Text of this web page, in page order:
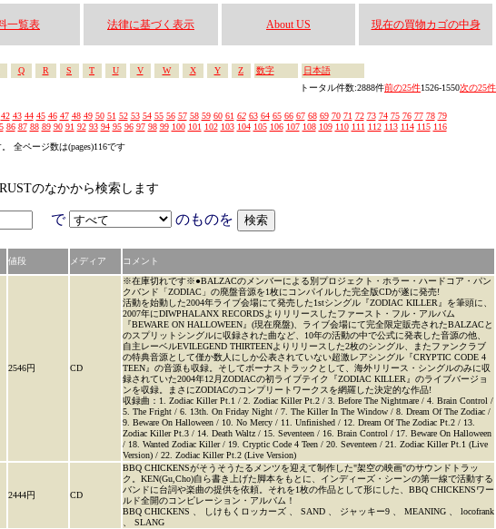
一覧表 法律に基づく表示 About US 現在の買物カゴの中身
Q R S T U V W X Y Z 数字
日本語
トータル件数:2888件前の25件1526-1550次の25件
42 43 44 45 46 47 48 49 50 51 52 53 54 55 56 57 58 59 60 61 62 63 64 65 66 67 68 69 70 71 72 73 74 75 76 77 78 79
86 87 88 89 90 91 92 93 94 95 96 97 98 99 100 101 102 103 104 105 106 107 108 109 110 111 112 113 114 115 116
全ページ数は(pages)116です
のなかから検索します
で のものを
値段 メディア コメント
2546円 CD
※在庫切れです※●BALZACのメンバーによる別プロジェクト・ホラー・ハードコア・パン
クバンド「ZODIAC」の廃盤音源を1枚にコンパイルした完全版CDが遂に発売!
活動を始動した2004年ライブ会場にて発売した1stシングル『ZODIAC KILLER』を筆頭に、
2007年にDIWPHALANX RECORDSよりリリースしたファースト・フル・アルバム
『BEWARE ON HALLOWEEN』(現在廃盤)、ライブ会場にて完全限定販売されたBALZACと
のスプリットシングルに収録された曲など、10年の活動の中で公式に発表した音源の他、
自主レーベルEVILEGEND THIRTEENよりリリースした2枚のシングル、またファンクラブ
の特典音源として僅か数人にしか公表されていない超激レアシングル『CRYPTIC CODE 4
TEEN』の音源も収録。そしてボーナストラックとして、海外リリース・シングルのみに収
録されていた2004年12月ZODIACの初ライブテイク『ZODIAC KILLER』のライブバージョ
ンを収録。まさにZODIACのコンプリートワークスを網羅した決定的な作品!
収録曲：1. Zodiac Killer Pt.1 / 2. Zodiac Killer Pt.2 / 3. Before The Nightmare / 4. Brain Control /
5. The Fright / 6. 13th. On Friday Night / 7. The Killer In The Window / 8. Dream Of The Zodiac /
9. Beware On Halloween / 10. No Mercy / 11. Unfinished / 12. Dream Of The Zodiac Pt.2 / 13.
Zodiac Killer Pt.3 / 14. Death Waltz / 15. Seventeen / 16. Brain Control / 17. Beware On Halloween
/ 18. Wanted Zodiac Killer / 19. Cryptic Code 4 Teen / 20. Seventeen / 21. Zodiac Killer Pt.1 (Live
Version) / 22. Zodiac Killer Pt.2 (Live Version)
2444円 CD
BBQ CHICKENSがそうそうたるメンツを迎えて制作した"架空の映画"のサウンドトラッ
ク。KEN(Gu,Cho)自ら書き上げた脚本をもとに、インディーズ・シーンの第一線で活動する
バンドに台詞や楽曲の提供を依頼。それを1枚の作品として形にした、BBQ CHICKENSワー
ルド全開のコンピレーション・アルバム！
BBQ CHICKENS 、 しけもくロッカーズ 、 SAND 、 ジャッキー9 、 MEANING 、 locofrank
、 SLANG